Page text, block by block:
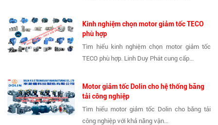
Kinh nghiệm chọn motor giảm tốc TECO
phù hợp
Tìm hiểu kinh nghiệm chọn motor giảm tốc
TECO phù hợp. Linh Duy Phát cung cấp...
Motor giảm tốc Dolin cho hệ thống băng
tải công nghiệp
Tìm hiểu motor giảm tốc Dolin cho băng tải
công nghiệp với khả năng vận...